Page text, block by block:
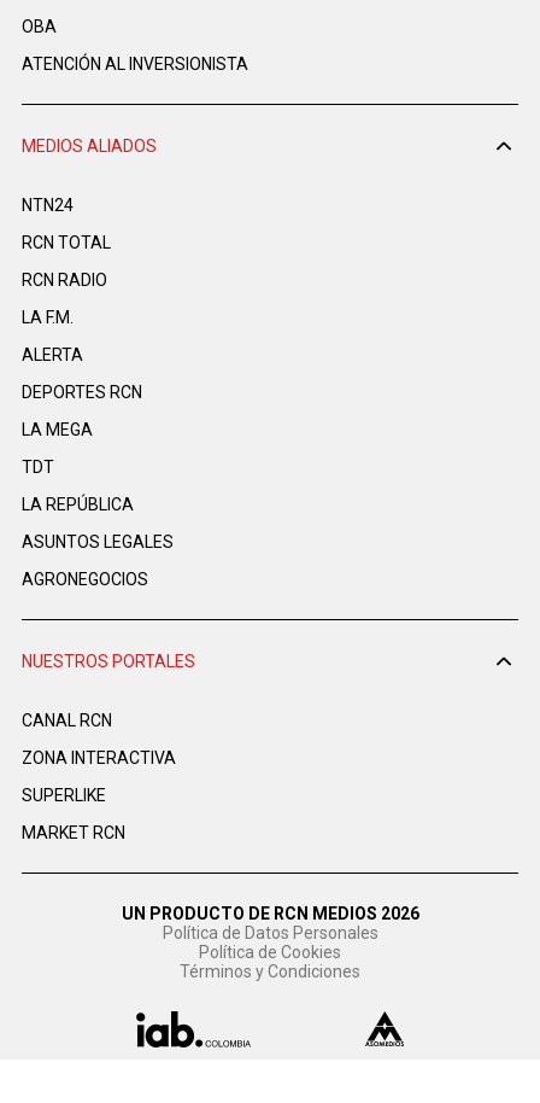
OBA
ATENCIÓN AL INVERSIONISTA
MEDIOS ALIADOS
NTN24
RCN TOTAL
RCN RADIO
LA F.M.
ALERTA
DEPORTES RCN
LA MEGA
TDT
LA REPÚBLICA
ASUNTOS LEGALES
AGRONEGOCIOS
NUESTROS PORTALES
CANAL RCN
ZONA INTERACTIVA
SUPERLIKE
MARKET RCN
UN PRODUCTO DE RCN MEDIOS 2026
Política de Datos Personales
Política de Cookies
Términos y Condiciones